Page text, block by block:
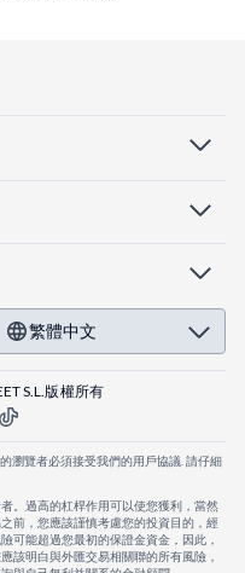
繁體中文
S.L.版權所有
瀏覽者必須接受我們的用戶協議. 請仔細
。過高的杠桿作用可以使您獲利，當然
前，您應該謹慎考慮您的投資目的，經
可能超過您最初的保證金資金，因此，
該明白與外匯交易相關聯的所有風險，